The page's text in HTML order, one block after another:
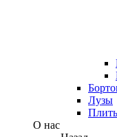
Лузы
О нас